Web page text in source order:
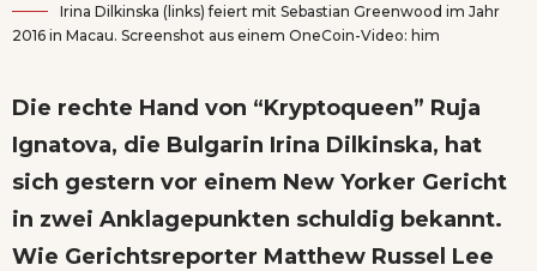
Irina Dilkinska (links) feiert mit Sebastian Greenwood im Jahr
2016 in Macau. Screenshot aus einem OneCoin-Video: him
Die rechte Hand von “Kryptoqueen” Ruja
Ignatova, die Bulgarin Irina Dilkinska, hat
sich gestern vor einem New Yorker Gericht
in zwei Anklagepunkten schuldig bekannt.
Wie Gerichtsreporter Matthew Russel Lee